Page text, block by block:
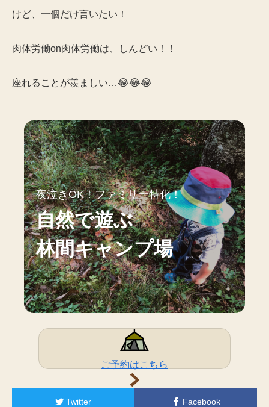
けど、一個だけ言いたい！
肉体労働on肉体労働は、しんどい！！
座れることが羨ましい…😂😂😂
夜泣きOK！ファミリー特化！
自然で遊ぶ
林間キャンプ場
ご予約はこちら
Twitter Facebook